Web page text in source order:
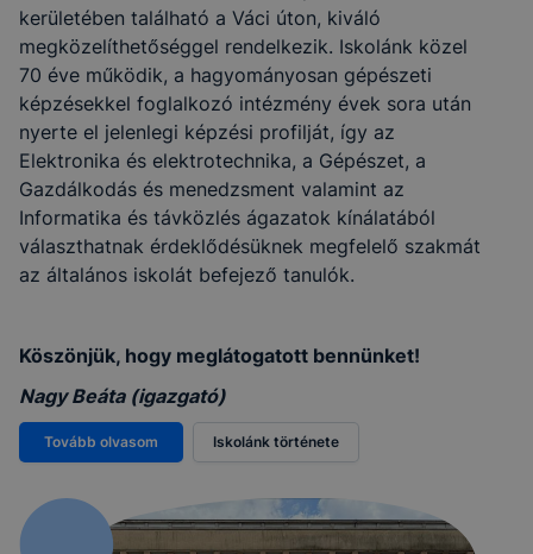
kerületében található a Váci úton, kiváló
megközelíthetőséggel rendelkezik. Iskolánk közel
70 éve működik, a hagyományosan gépészeti
képzésekkel foglalkozó intézmény évek sora után
nyerte el jelenlegi képzési profilját, így az
Elektronika és elektrotechnika, a Gépészet, a
Gazdálkodás és menedzsment valamint az
Informatika és távközlés ágazatok kínálatából
választhatnak érdeklődésüknek megfelelő szakmát
az általános iskolát befejező tanulók.
Köszönjük, hogy meglátogatott bennünket!
Nagy Beáta (igazgató)
Tovább olvasom Iskolánk története